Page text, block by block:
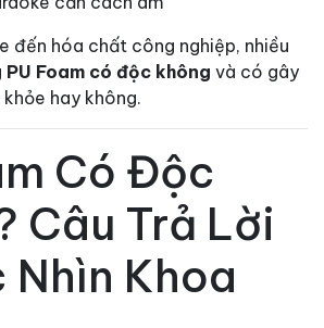
đến hóa chất công nghiệp, nhiều
PU Foam có độc không và có gây
hay không.
Có Độc
Câu Trả Lời
Nhìn Khoa